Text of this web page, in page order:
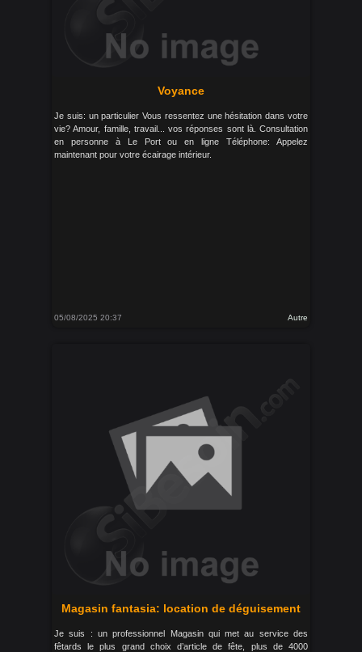
Voyance
Je suis: un particulier Vous ressentez une hésitation dans votre
vie? Amour, famille, travail... vos réponses sont là. Consultation
en personne à Le Port ou en ligne Téléphone: Appelez
maintenant pour votre écairage intérieur.
05/08/2025 20:37 Autre
Magasin fantasia: location de déguisement
Je suis : un professionnel Magasin qui met au service des
fêtards le plus grand choix d’article de fête, plus de 4000